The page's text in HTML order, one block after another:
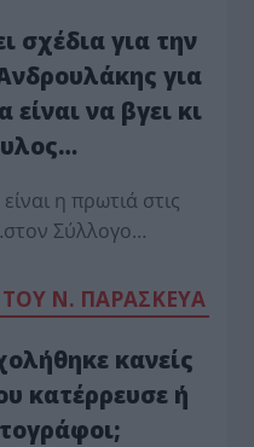
σχέδια για την
για
να βγει κι
η πρωτιά στις
Σύλλογο…
Ν. ΠΑΡΑΣΚΕΥΑ
κανείς
κατέρρευσε ή